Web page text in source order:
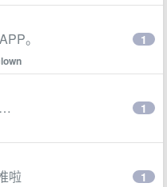
。 1
1
啦 1